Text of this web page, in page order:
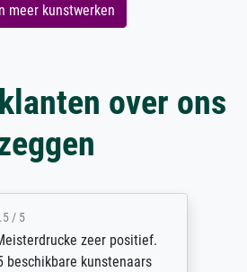
meer kunstwerken
over ons
/ 5
zeer positief.
beschikbare kunstenaars